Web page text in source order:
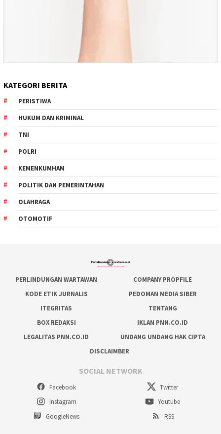
KATEGORI BERITA
PERISTIWA
HUKUM DAN KRIMINAL
TNI
POLRI
KEMENKUMHAM
POLITIK DAN PEMERINTAHAN
OLAHRAGA
OTOMOTIF
PERLINDUNGAN WARTAWAN
COMPANY PROPFILE
KODE ETIK JURNALIS
PEDOMAN MEDIA SIBER
ITEGRITAS
TENTANG
BOX REDAKSI
IKLAN PNN.CO.ID
LEGALITAS PNN.CO.ID
UNDANG UNDANG HAK CIPTA
DISCLAIMBER
SOCIAL NETWORK
Facebook
Twitter
Instagram
Youtube
GoogleNews
RSS